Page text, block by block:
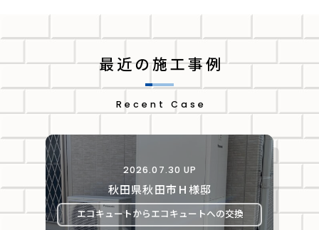
最近の施工事例
Recent Case
2026.07.30 UP
秋田県秋田市Ｈ様邸
エコキュートからエコキュートへの交換